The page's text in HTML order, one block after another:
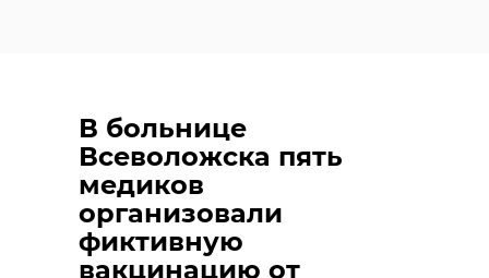
В больнице
Всеволожска пять
медиков
организовали
фиктивную
вакцинацию от